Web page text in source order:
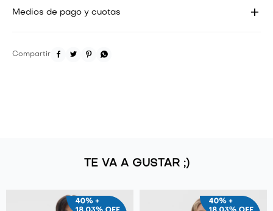
Medios de pago y cuotas
   
TE VA A GUSTAR ;)